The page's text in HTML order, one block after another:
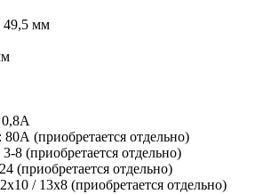
49,5 мм
80А (приобретается отдельно)
8 (приобретается отдельно)
(приобретается отдельно)
/ 13x8 (приобретается отдельно)